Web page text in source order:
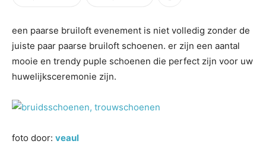
een paarse bruiloft evenement is niet volledig zonder de
juiste paar paarse bruiloft schoenen. er zijn een aantal
mooie en trendy puple schoenen die perfect zijn voor uw
huwelijksceremonie zijn.
foto door: veaul